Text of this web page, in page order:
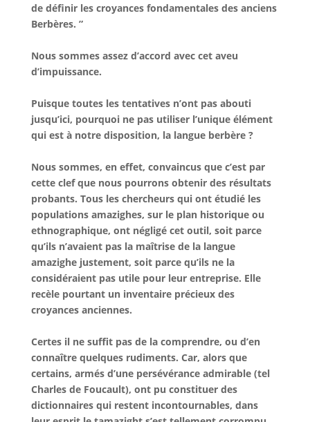
de définir les croyances fondamentales des anciens
Berbères. ”
Nous sommes assez d’accord avec cet aveu
d’impuissance.
Puisque toutes les tentatives n’ont pas abouti
jusqu’ici, pourquoi ne pas utiliser l’unique élément
qui est à notre disposition, la langue berbère ?
Nous sommes, en effet, convaincus que c’est par
cette clef que nous pourrons obtenir des résultats
probants. Tous les chercheurs qui ont étudié les
populations amazighes, sur le plan historique ou
ethnographique, ont négligé cet outil, soit parce
qu’ils n’avaient pas la maîtrise de la langue
amazighe justement, soit parce qu’ils ne la
considéraient pas utile pour leur entreprise. Elle
recèle pourtant un inventaire précieux des
croyances anciennes.
Certes il ne suffit pas de la comprendre, ou d’en
connaître quelques rudiments. Car, alors que
certains, armés d’une persévérance admirable (tel
Charles de Foucault), ont pu constituer des
dictionnaires qui restent incontournables, dans